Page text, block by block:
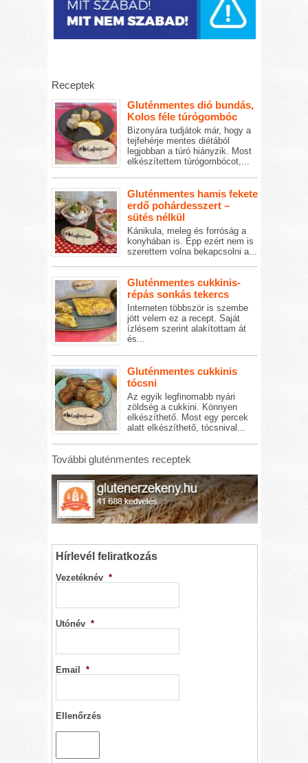
Receptek
Gluténmentes dió bundás,
Kolos féle túrógombóc
Bizonyára tudjátok már, hogy a
tejfehérje mentes diétából
legjobban a túró hiányzik. Most
elkészítettem túrógombócot,...
Gluténmentes hamis fekete
erdő pohárdesszert –
sütés nélkül
Kánikula, meleg és forróság a
konyhában is. Épp ezért nem is
szerettem volna bekapcsolni a...
Gluténmentes cukkinis-
répás sonkás tekercs
Interneten többször is szembe
jött velem ez a recept. Saját
ízlésem szerint alakítottam át
és...
Gluténmentes cukkinis
tócsni
Az egyik legfinomabb nyári
zöldség a cukkini. Könnyen
elkészíthető. Most egy percek
alatt elkészíthető, tócsnival...
További gluténmentes receptek
Hírlevél feliratkozás
Vezetéknév *
Utónév *
Email *
Ellenőrzés